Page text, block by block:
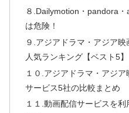
８.Dailymotion・pandora
は危険！
９.アジアドラマ・アジア
人気ランキング【ベスト5】
１０.アジアドラマ・アジ
サービス5社の比較まとめ
１１.動画配信サービスを